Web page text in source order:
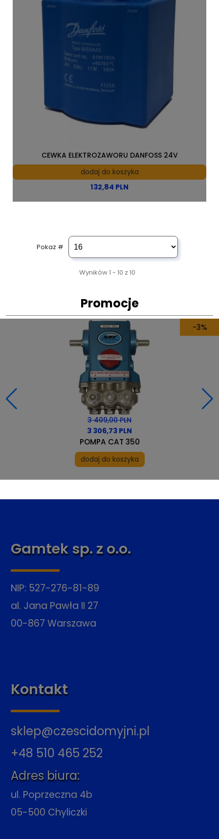
132,84 PLN
CEWKA ELEKTROZAWORU DANFOSS 24V
dodaj do koszyka
Pokaż #
Wyników 1 - 10 z 10
Promocje
-3%
3 409,00 PLN
3 306,73 PLN
POMPA CAT 350
dodaj do koszyka
Gamtek sp. z o.o.
NIP: 527-276-81-89
al. Jana Pawła II 27
00-867 Warszawa
Kontakt
sklep@czescidomyjni.pl
+48 510 465 252
Adres biura:
ul. Poprzeczna 4b
05-500 Chyliczki